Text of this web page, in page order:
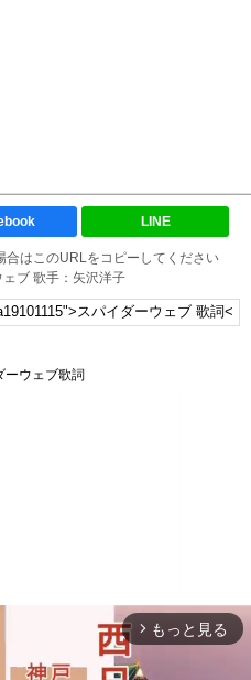
LINE
合はこのURLをコピーしてください
ブ 歌手：矢沢洋子
ーウェブ歌詞
arrow_forward_ios もっと見る